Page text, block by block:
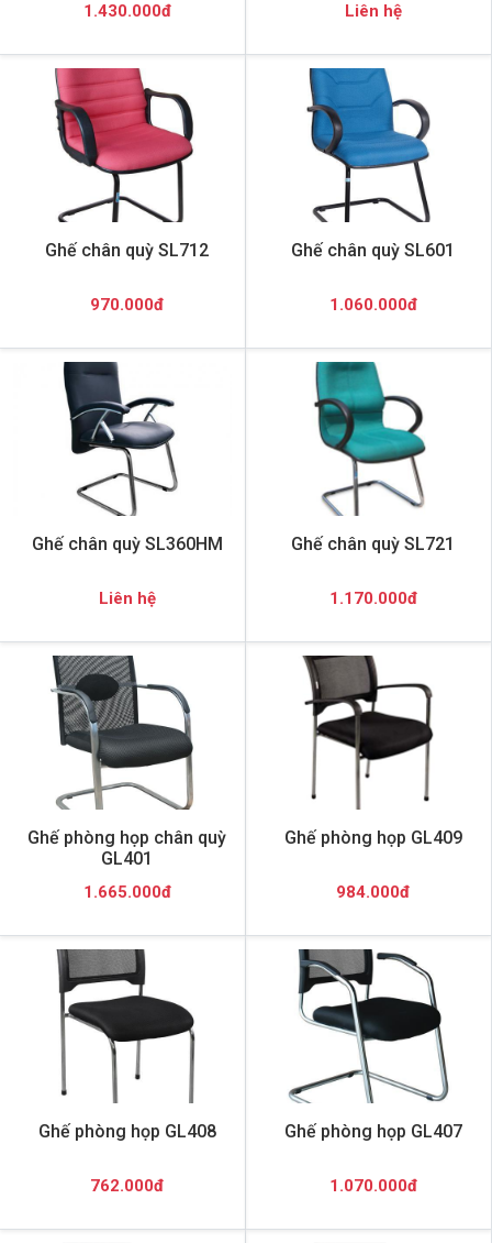
1.430.000đ Liên hệ
Ghế chân quỳ SL712
970.000đ
Ghế chân quỳ SL601
1.060.000đ
Ghế chân quỳ SL360HM
Liên hệ
Ghế chân quỳ SL721
1.170.000đ
Ghế phòng họp chân quỳ
GL401
1.665.000đ
Ghế phòng họp GL409
984.000đ
Ghế phòng họp GL408
762.000đ
Ghế phòng họp GL407
1.070.000đ